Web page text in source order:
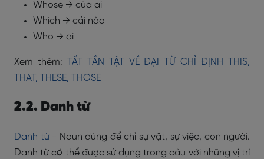
Whose → của ai
Which → cái nào
Who → ai
Xem thêm:
TẤT TẦN TẬT VỀ ĐẠI TỪ CHỈ ĐỊNH THIS,
THAT, THESE, THOSE
2.2. Danh từ
Danh từ - Noun dùng để chỉ sự vật, sự việc, con người.
Danh từ có thể được sử dụng trong câu với những vị trí